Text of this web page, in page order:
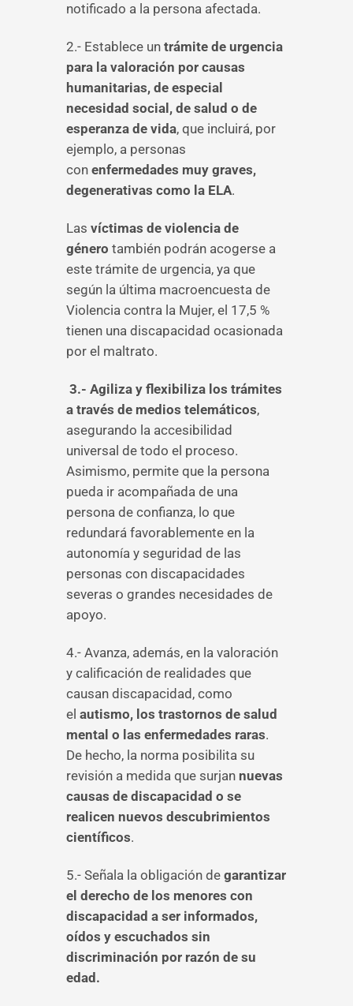
notificado a la persona afectada.
2.- Establece un trámite de urgencia
para la valoración por causas
humanitarias, de especial
necesidad social, de salud o de
esperanza de vida, que incluirá, por
ejemplo, a personas
con enfermedades muy graves,
degenerativas como la ELA.
Las víctimas de violencia de
género también podrán acogerse a
este trámite de urgencia, ya que
según la última macroencuesta de
Violencia contra la Mujer, el 17,5 %
tienen una discapacidad ocasionada
por el maltrato.
3.- Agiliza y flexibiliza los trámites
a través de medios telemáticos,
asegurando la accesibilidad
universal de todo el proceso.
Asimismo, permite que la persona
pueda ir acompañada de una
persona de confianza, lo que
redundará favorablemente en la
autonomía y seguridad de las
personas con discapacidades
severas o grandes necesidades de
apoyo.
4.- Avanza, además, en la valoración
y calificación de realidades que
causan discapacidad, como
el autismo, los trastornos de salud
mental o las enfermedades raras.
De hecho, la norma posibilita su
revisión a medida que surjan nuevas
causas de discapacidad o se
realicen nuevos descubrimientos
científicos.
5.- Señala la obligación de garantizar
el derecho de los menores con
discapacidad a ser informados,
oídos y escuchados sin
discriminación por razón de su
edad.